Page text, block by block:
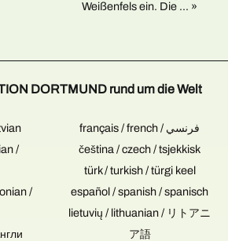
verzichtet
sich
um
Gesprächsrunden
Publikum
Tonspuren
gemastert
werden
können
diese
entsprechend
liefern.
Video
daher
erste
Wahl.
Weißenfels ein. Die ... »
DORTMUND rund um die Welt
/
/
français / french / فرنسي
čeština / czech / tsjekkisk
türk / turkish / türgi keel
español / spanish / spanisch
lietuvių / lithuanian / リトアニ
ア語